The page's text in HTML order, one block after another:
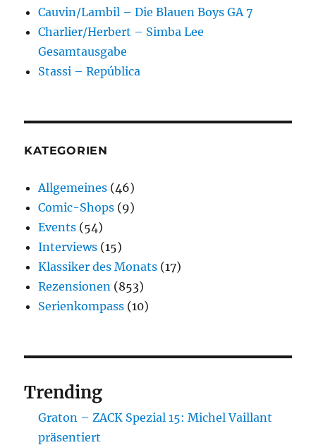
Cauvin/Lambil – Die Blauen Boys GA 7
Charlier/Herbert – Simba Lee
Gesamtausgabe
Stassi – República
KATEGORIEN
Allgemeines (46)
Comic-Shops (9)
Events (54)
Interviews (15)
Klassiker des Monats (17)
Rezensionen (853)
Serienkompass (10)
Trending
Graton – ZACK Spezial 15: Michel Vaillant
präsentiert